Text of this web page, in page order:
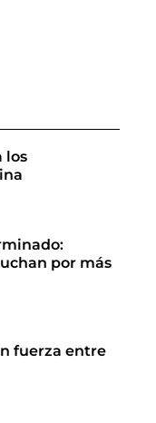
los
por más
fuerza entre